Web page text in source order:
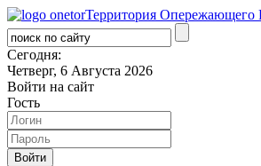
Территория Опережающего
Сегодня:
Четверг, 6 Августа 2026
Войти на сайт
Гость